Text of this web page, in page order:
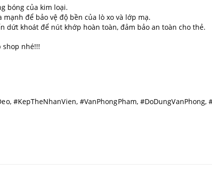
bóng của kim loại.
để bảo vệ độ bền của lò xo và lớp mạ.
dứt khoát để nút khớp hoàn toàn, đảm bảo an toàn cho thẻ.
nhé!!!
#KepTheNhanVien, #VanPhongPham, #DoDungVanPhong,